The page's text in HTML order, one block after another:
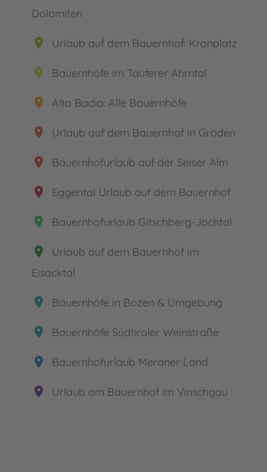
Dolomiten
place Urlaub auf dem Bauernhof: Kronplatz
place Bauernhöfe im Tauferer Ahrntal
place Alta Badia: Alle Bauernhöfe
place Urlaub auf dem Bauernhof in Gröden
place Bauernhofurlaub auf der Seiser Alm
place Eggental Urlaub auf dem Bauernhof
place Bauernhofurlaub Gitschberg-Jochtal
place
Urlaub auf dem Bauernhof im
Eisacktal
place Bauernhöfe in Bozen & Umgebung
place Bauernhöfe Südtiroler Weinstraße
place Bauernhofurlaub Meraner Land
place Urlaub am Bauernhof im Vinschgau